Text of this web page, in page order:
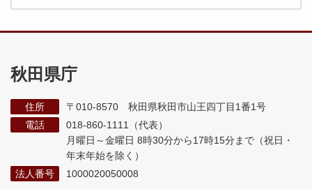
秋田県庁
住所
〒010-8570 秋田県秋田市山王四丁目1番1号
電話
018-860-1111（代表）
月曜日～金曜日 8時30分から17時15分まで （祝日・
年末年始を除く）
法人番号
1000020050008